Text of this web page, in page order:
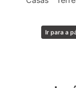
A
Ir para a